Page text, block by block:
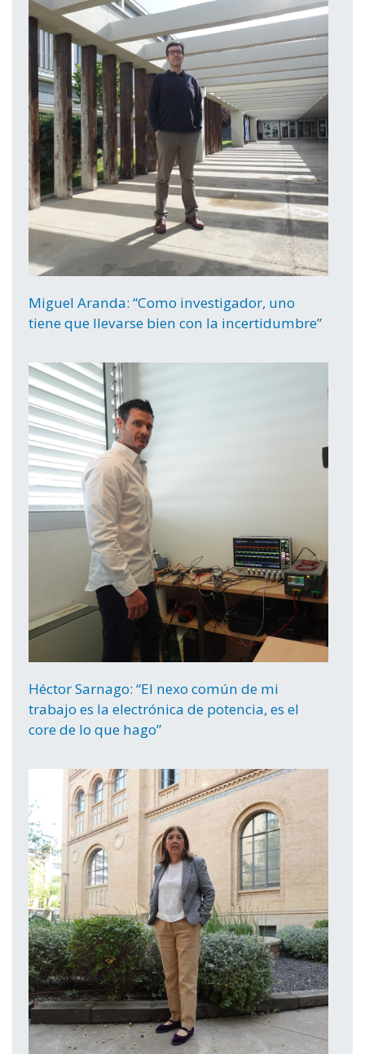
Miguel Aranda: “Como investigador, uno
tiene que llevarse bien con la incertidumbre”
Héctor Sarnago: “El nexo común de mi
trabajo es la electrónica de potencia, es el
core de lo que hago”